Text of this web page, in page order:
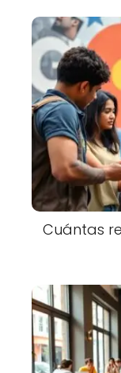
Cuántas